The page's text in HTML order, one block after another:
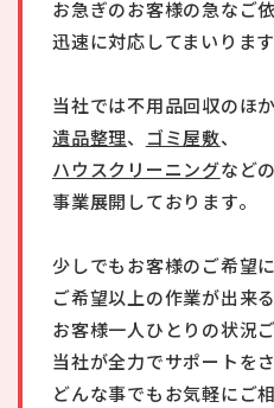
お急ぎのお客様の急なご
迅速に対応してまいります
当社では不用品回収のほ
遺品整理、 ゴミ屋敷、
ハウスクリーニングなど
事業展開しております。
少しでもお客様のご希望
ご希望以上の作業が出来
お客様一人ひとりの状況
当社が全力でサポートを
どんな事でもお気軽にご